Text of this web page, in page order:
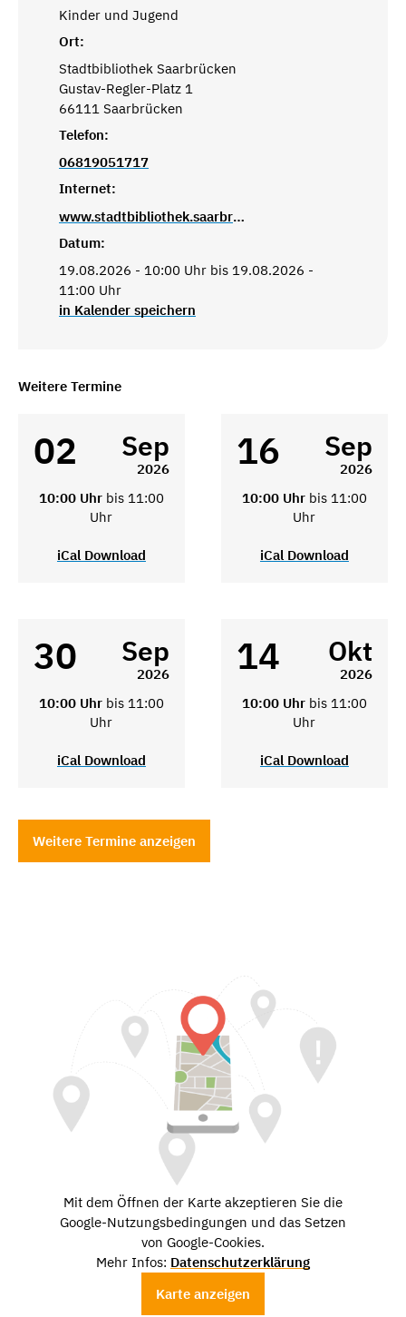
Kinder und Jugend
Ort:
Stadtbibliothek Saarbrücken
Gustav-Regler-Platz 1
66111 Saarbrücken
Telefon:
06819051717
Internet:
www.stadtbibliothek.saarbruecken.de
Datum:
19.08.2026 - 10:00 Uhr bis 19.08.2026 -
11:00 Uhr
in Kalender speichern
Weitere Termine
02 Sep
2026
10:00 Uhr bis 11:00
Uhr
iCal Download
16 Sep
2026
10:00 Uhr bis 11:00
Uhr
iCal Download
30 Sep
2026
10:00 Uhr bis 11:00
Uhr
iCal Download
14 Okt
2026
10:00 Uhr bis 11:00
Uhr
iCal Download
Weitere Termine anzeigen
Mit dem Öffnen der Karte akzeptieren Sie die
Google-Nutzungsbedingungen und das Setzen
von Google-Cookies.
Mehr Infos: Datenschutzerklärung
Karte anzeigen